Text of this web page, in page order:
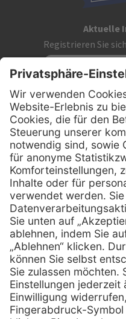
Aktuelle
Registrieren Sie
MediQuick Arzt- und
Hans-
D-
Telefon:
E-Mail:
Services
Serviceversprechen
Retoure anmelden